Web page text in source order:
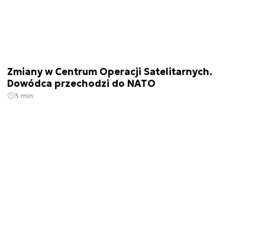
Zmiany w Centrum Operacji Satelitarnych.
Dowódca przechodzi do NATO
3 min.